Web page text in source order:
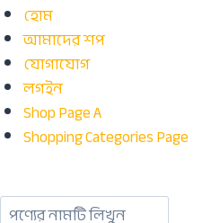
হোম
আমাদের শপ
যোগাযোগ
লগইন
Shop Page A
Shopping Categories Page